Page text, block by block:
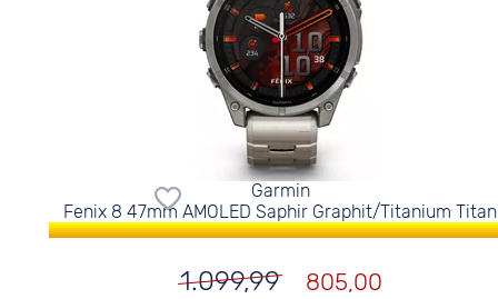
Garmin
Fenix 8 47mm AMOLED Saphir Graphit/Titanium Titan
1.099,99 805,00